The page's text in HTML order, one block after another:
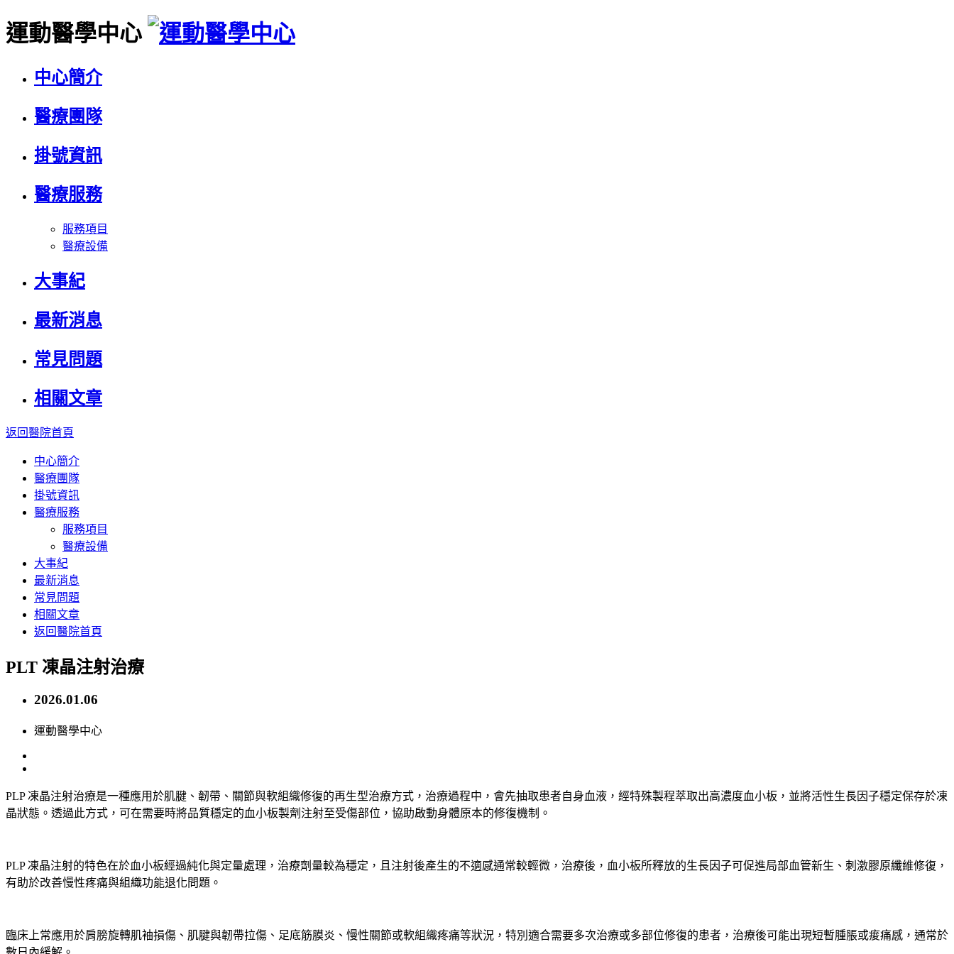
運動醫學中心
中心簡介
醫療團隊
掛號資訊
醫療服務
服務項目
醫療設備
大事紀
最新消息
常見問題
相關文章
返回醫院首頁
中心簡介
醫療團隊
掛號資訊
醫療服務
服務項目
醫療設備
大事紀
最新消息
常見問題
相關文章
返回醫院首頁
PLT 凍晶注射治療
2026.01.06
運動醫學中心
PLP 凍晶注射治療是一種應用於肌腱、韌帶、關節與軟組織修復的再生型治療方式，治療過程中，會先抽取患者自身血液，經特殊製程萃取出高濃度血小板，並將活性生長因子穩定保存於凍
晶狀態。透過此方式，可在需要時將品質穩定的血小板製劑注射至受傷部位，協助啟動身體原本的修復機制。
PLP 凍晶注射的特色在於血小板經過純化與定量處理，治療劑量較為穩定，且注射後產生的不適感通常較輕微，治療後，血小板所釋放的生長因子可促進局部血管新生、刺激膠原纖維修復，
有助於改善慢性疼痛與組織功能退化問題。
臨床上常應用於肩膀旋轉肌袖損傷、肌腱與韌帶拉傷、足底筋膜炎、慢性關節或軟組織疼痛等狀況，特別適合需要多次治療或多部位修復的患者，治療後可能出現短暫腫脹或痠痛感，通常於